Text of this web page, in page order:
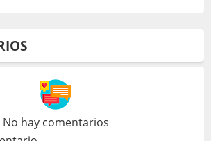
No hay comentarios